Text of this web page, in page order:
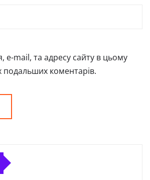
e-mail, та адресу сайту в цьому
подальших коментарів.